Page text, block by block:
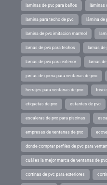
laminas de pvc para baños láminas
lamina para techo de pvc lámina de
lamina de pvc imitacion marmol
lamas de pvc para techos lamas de
lamas de pvc para exterior lamas
juntas de goma para ventanas de pvc
herrajes para ventanas de pvc friso
etiquetas de pvc estantes de pvc
escaleras de pvc para piscinas
empresas de ventanas de pvc
donde comprar perfiles de pvc para
cuál es la mejor marca de ventanas de pvc
cortinas de pvc para exteriores